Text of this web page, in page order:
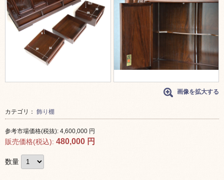
画像を拡大する
カテゴリ： 飾り棚
参考市場価格(税抜): 4,600,000 円
販売価格(税込): 480,000 円
数量